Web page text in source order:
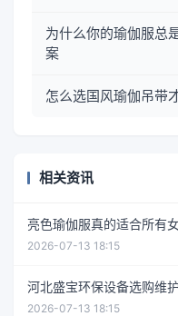
为什么你的瑜伽服总
案
怎么选国风瑜伽吊带
相关资讯
亮色瑜伽服真的适合所有女
2026-07-13 18:15
河北盛宝环保设备选购维
2026-07-13 18:15